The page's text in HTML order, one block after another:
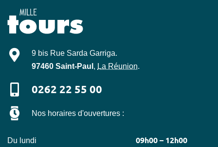
Mille-Tours
9 bis Rue Sarda Garriga.
97460 Saint-Paul , La Réunion.
0262 22 55 00
Nos horaires d'ouvertures :
Du lundi
09h00 – 12h00